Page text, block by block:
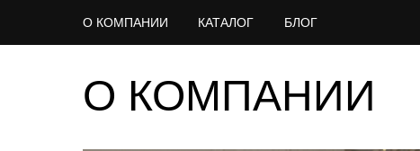
БЛОГ
КАТАЛОГ
О КОМПАНИИ
О КОМПАНИИ